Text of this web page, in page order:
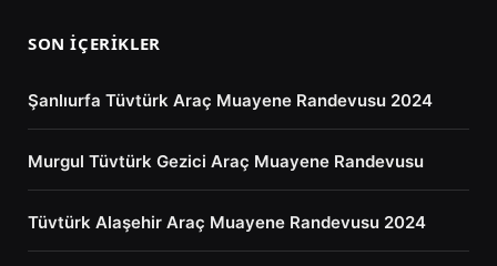
SON İÇERIKLER
Şanlıurfa Tüvtürk Araç Muayene Randevusu 2024
Murgul Tüvtürk Gezici Araç Muayene Randevusu
Tüvtürk Alaşehir Araç Muayene Randevusu 2024